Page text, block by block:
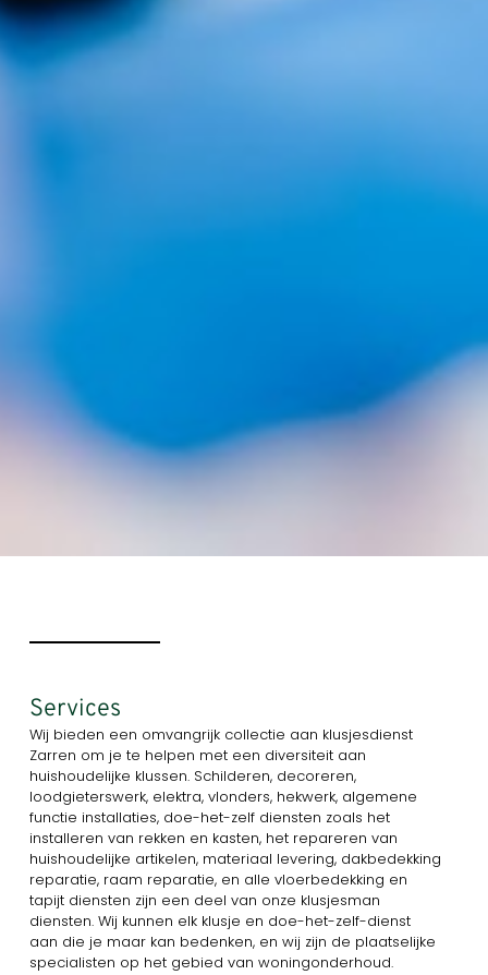
Services
Wij bieden een omvangrijk collectie aan klusjesdienst
Zarren om je te helpen met een diversiteit aan
huishoudelijke klussen. Schilderen, decoreren,
loodgieterswerk, elektra, vlonders, hekwerk, algemene
functie installaties, doe-het-zelf diensten zoals het
installeren van rekken en kasten, het repareren van
huishoudelijke artikelen, materiaal levering, dakbedekking
reparatie, raam reparatie, en alle vloerbedekking en
tapijt diensten zijn een deel van onze klusjesman
diensten. Wij kunnen elk klusje en doe-het-zelf-dienst
aan die je maar kan bedenken, en wij zijn de plaatselijke
specialisten op het gebied van woningonderhoud.